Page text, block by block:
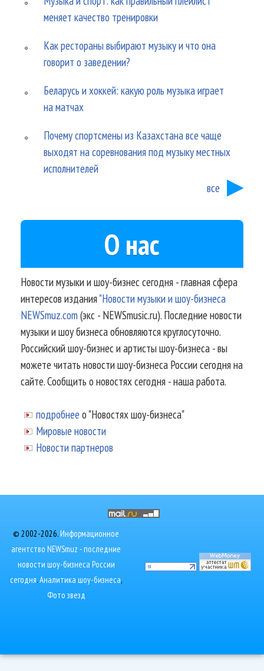
меняет качество тренировки
Как рестораны выбирают музыку и что она
говорит о заведении?
Беларусь и хоккей: какую роль музыка играет
на матчах
Почему спортсмены из Казахстана все чаще
выходят на соревнования под музыку местных
исполнителей
все
О нас
Новости музыки и шоу-бизнес сегодня - главная сфера
интересов издания"Новости музыки и шоу-бизнеса
NEWSmuz.com(экс - NEWSmusic.ru). Последние новости
музыки и шоу бизнеса обновляются круглосуточно.
Российский шоу-бизнес и артисты шоу-бизнеса - вы
можете читать новости шоу-бизнеса России сегодня на
сайте. Сообщить о новостях сегодня - наша работа.
подробнее о "Новостях шоу-бизнеса"
Мировые новости
Новости партнеров
© 2002-2026.Информационное
агентство NEWSmuz - последние
новости шоу-бизнеса России
сегодня.Аналитика шоу-бизнеса,
Фото звезд